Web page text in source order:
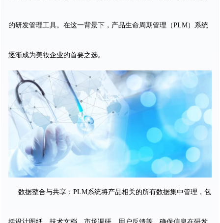
的研发管理工具。在这一背景下，产品生命周期管理（PLM）系统
逐渐成为美妆企业的首要之选。
数据整合与共享：PLM系统将产品相关的所有数据集中管理，包